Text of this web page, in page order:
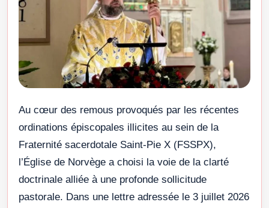
Au cœur des remous provoqués par les récentes
ordinations épiscopales illicites au sein de la
Fraternité sacerdotale Saint-Pie X (FSSPX),
l’Église de Norvège a choisi la voie de la clarté
doctrinale alliée à une profonde sollicitude
pastorale. Dans une lettre adressée le 3 juillet 2026